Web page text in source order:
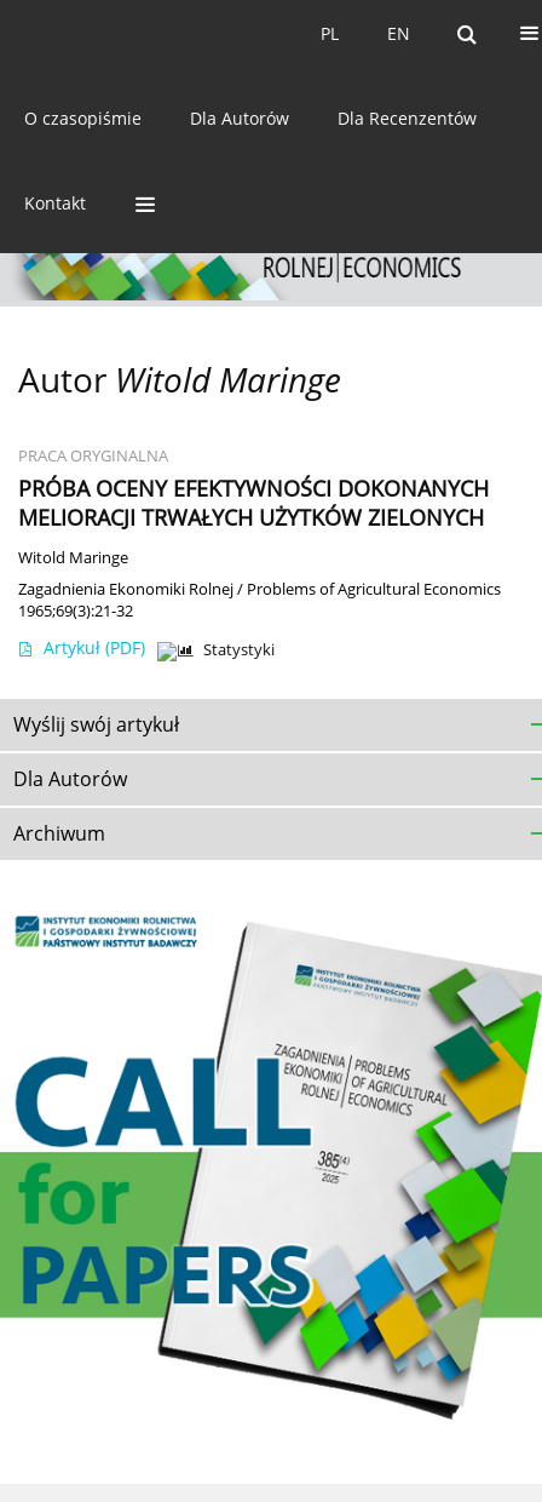
EN
PL EN
PL
O czasopiśmie Dla Autorów Dla Recenzentów
Kontakt
ISSN: 0044-1600
Autor Witold Maringe
PRACA ORYGINALNA
PRÓBA OCENY EFEKTYWNOŚCI DOKONANYCH
MELIORACJI TRWAŁYCH UŻYTKÓW ZIELONYCH
Witold Maringe
Zagadnienia Ekonomiki Rolnej / Problems of Agricultural Economics
1965;69(3):21-32
Artykuł (PDF) Statystyki
Wyślij swój artykuł
Dla Autorów
Archiwum